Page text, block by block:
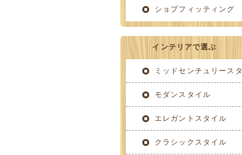
ショプフィッティング
インテリアで選ぶ
ミッドセンチュリースタ
モダンスタイル
エレガントスタイル
クラシックスタイル